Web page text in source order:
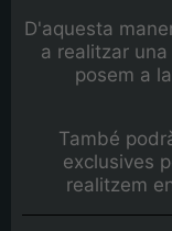
D'aquesta
a realitzar
posem a
També
exclusives
realitzem